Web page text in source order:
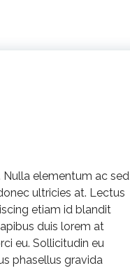
elementum ac sed
ultricies at. Lectus
etiam id blandit
duis lorem at
eu. Sollicitudin eu
phasellus gravida